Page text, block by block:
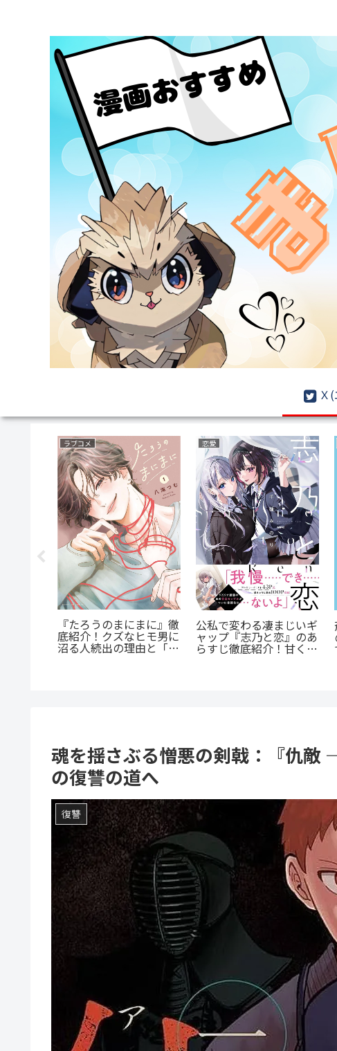
Ｘ(
ボーイズラブ(BL)
『たまらないのは恋なの
か』徹底解説：王道の
サバイバルホラー
『群脳教室』の魅力を徹
底解説！教室が脳だら
け？衝撃サスペンスを今
魂を揺さぶる憎悪の剣戟：『仇
の復讐の道へ
復讐